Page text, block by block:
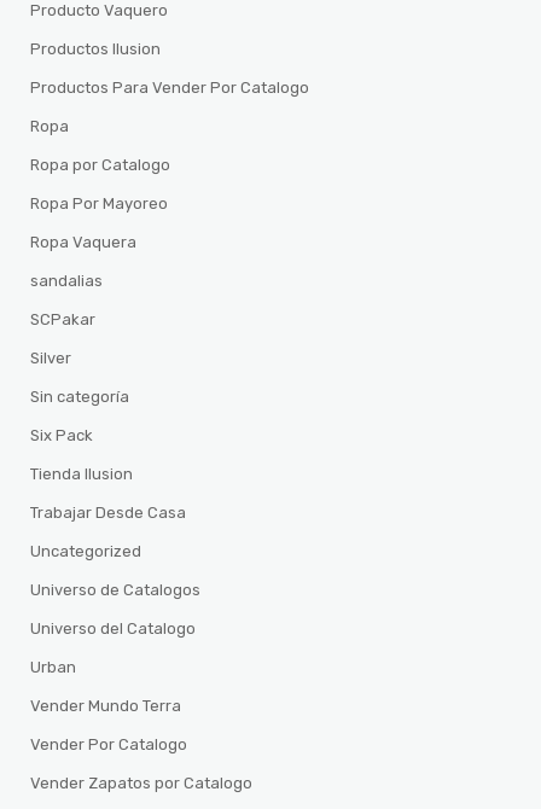
Producto Vaquero
Productos Ilusion
Productos Para Vender Por Catalogo
Ropa
Ropa por Catalogo
Ropa Por Mayoreo
Ropa Vaquera
sandalias
SCPakar
Silver
Sin categoría
Six Pack
Tienda Ilusion
Trabajar Desde Casa
Uncategorized
Universo de Catalogos
Universo del Catalogo
Urban
Vender Mundo Terra
Vender Por Catalogo
Vender Zapatos por Catalogo